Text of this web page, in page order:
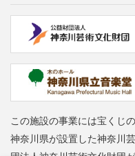
この施設の事業には宝くじ
神奈川県が設置した神奈川